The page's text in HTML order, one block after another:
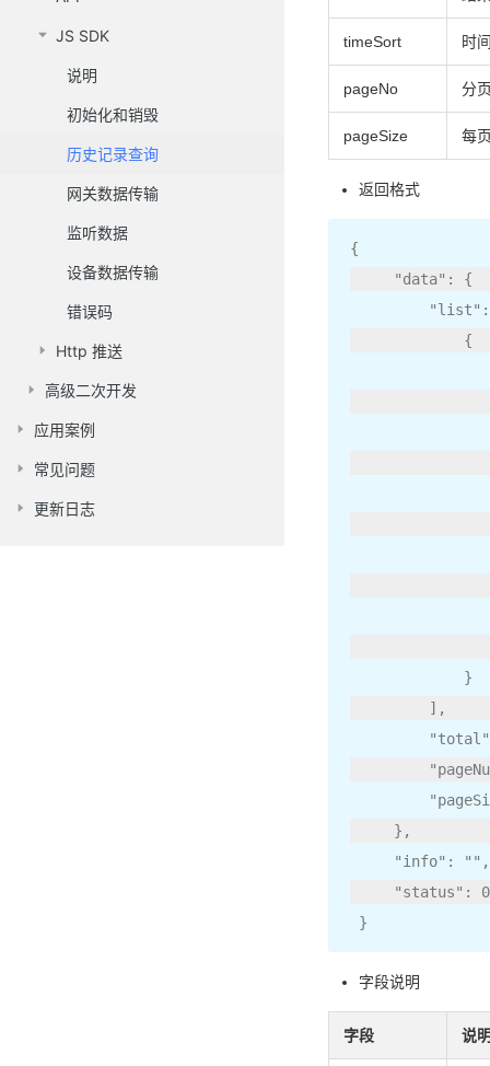
JS SDK
说明
初始化和销毁
历史记录查询
网关数据传输
监听数据
设备数据传输
错误码
Http 推送
高级二次开发
应用案例
常见问题
更新日志
timeSort 时
pageNo 分
pageSize 每
返回格式
{
"data" :
{
"list" :
{
}
],
"total"
},
"info" : "" ,
"status" :
0
}
字段说明
字段 说